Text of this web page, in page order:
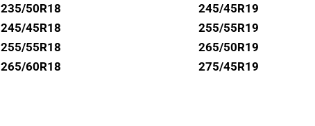
235/50R18
245/45R18
255/55R18
265/60R18
245/45R19
255/55R19
265/50R19
275/45R19